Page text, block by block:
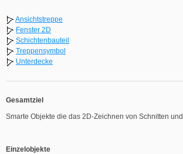
Ansichtstreppe
Fenster 2D
Schichtenbauteil
Treppensymbol
Unterdecke
Gesamtziel
Smarte Objekte die das 2D-Zeichnen von Schnitten
Einzelobjekte